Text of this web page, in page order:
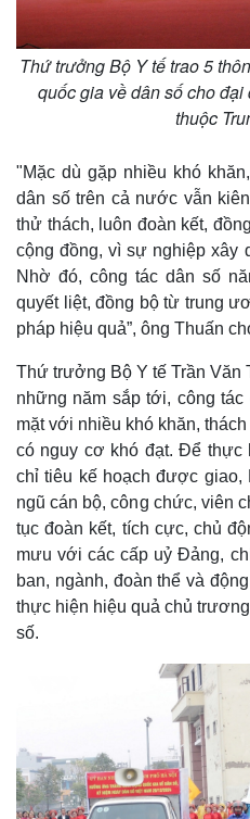
Cuộc sống đó đây
Hồ sơ
Thứ trưởng Bộ Y tế trao 5
quốc gia về dân số cho
thuộc
"Mặc dù gặp nhiều khó
dân số trên cả nước vẫn
thử thách, luôn đoàn kết,
cộng đồng, vì sự nghiệp xây
Nhờ đó, công tác dân số
quyết liệt, đồng bộ từ trung
pháp hiệu quả”, ông Thuấn
Thứ trưởng Bộ Y tế Trần Văn
những năm sắp tới, công
mặt với nhiều khó khăn,
có nguy cơ khó đạt. Để thực
chỉ tiêu kế hoạch được giao,
ngũ cán bộ, công chức, viên
tục đoàn kết, tích cực, chủ
mưu với các cấp uỷ Đảng,
ban, ngành, đoàn thể và
thực hiện hiệu quả chủ
số.